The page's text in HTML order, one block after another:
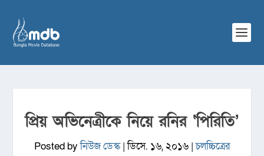
প্রিয় অভিনেত্রীকে নিয়ে রনির ‘পিরিতি’
Posted byনিউজ ডেস্ক|ডিসে. ১৬, ২০১৬ |চলচ্চিত্রের